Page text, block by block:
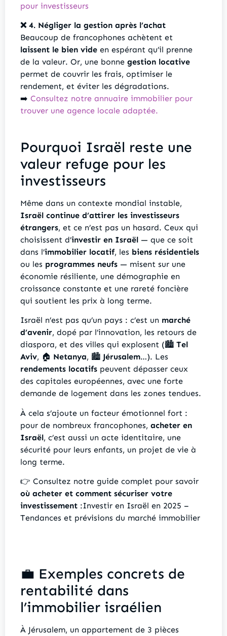
pour investisseurs
❌ 4. Négliger la gestion après l’achat
Beaucoup de francophones achètent et
laissent le bien vide en espérant qu’il prenne
de la valeur. Or, une bonne gestion locative
permet de couvrir les frais, optimiser le
rendement, et éviter les dégradations.
➡️ Consultez notre annuaire immobilier pour
trouver une agence locale adaptée.
Pourquoi Israël reste une
valeur refuge pour les
investisseurs
Même dans un contexte mondial instable,
Israël continue d’attirer les investisseurs
étrangers, et ce n’est pas un hasard. Ceux qui
choisissent d’investir en Israël — que ce soit
dans l’immobilier locatif, les biens résidentiels
ou les programmes neufs — misent sur une
économie résiliente, une démographie en
croissance constante et une rareté foncière
qui soutient les prix à long terme.
Israël n’est pas qu’un pays : c’est un marché
d’avenir, dopé par l’innovation, les retours de
diaspora, et des villes qui explosent (🏙️ Tel
Aviv, 🏠 Netanya, 🏙️ Jérusalem…). Les
rendements locatifs peuvent dépasser ceux
des capitales européennes, avec une forte
demande de logement dans les zones tendues.
À cela s’ajoute un facteur émotionnel fort :
pour de nombreux francophones, acheter en
Israël, c’est aussi un acte identitaire, une
sécurité pour leurs enfants, un projet de vie à
long terme.
👉 Consultez notre guide complet pour savoir
où acheter et comment sécuriser votre
investissement :Investir en Israël en 2025 –
Tendances et prévisions du marché immobilier
💼 Exemples concrets de
rentabilité dans
l’immobilier israélien
À Jérusalem, un appartement de 3 pièces